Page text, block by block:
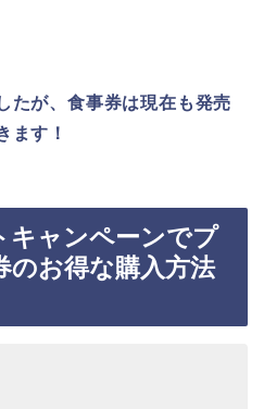
たが、食事券は現在も発売
ます！
キャンペーンでプ
のお得な購入方法